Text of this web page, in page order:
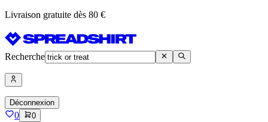
Livraison gratuite dès 80 €
Recherche
Déconnexion
0 0